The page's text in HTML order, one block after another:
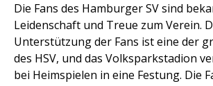
Die Fans des Hamburger SV sind
Leidenschaft und Treue zum Verein.
Unterstützung der Fans ist eine der
des HSV, und das Volksparkstadion
bei Heimspielen in eine Festung. Die